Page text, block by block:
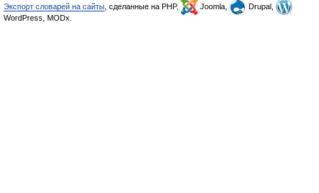
Экспорт словарей на сайты , сделанные на PHP, Joomla,
Drupal,
WordPress, MODx.